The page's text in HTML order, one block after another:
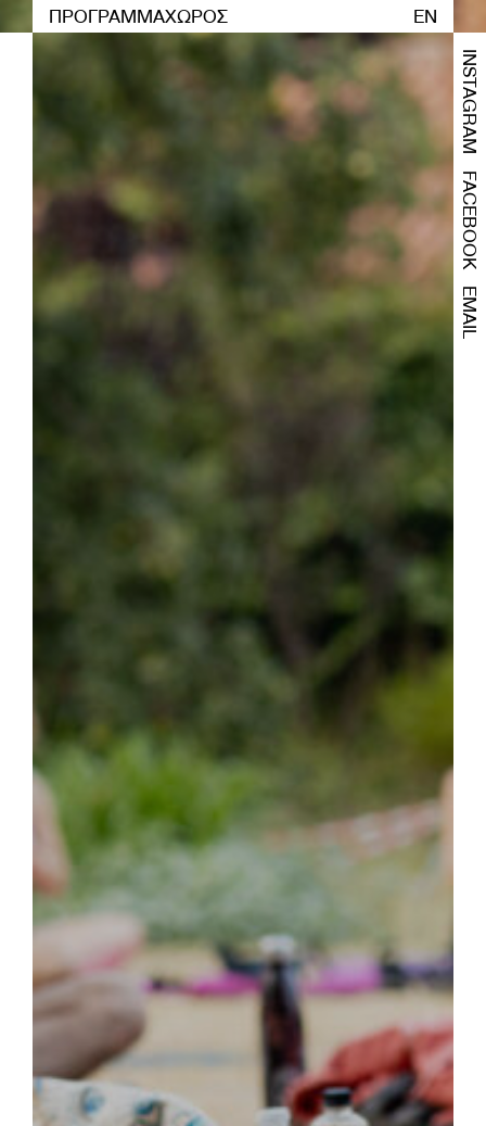
ΠΡΟΓΡΑΜΜΑΧΩΡΟΣ EN
INSTAGRAM
FACEBOOK
EMAIL